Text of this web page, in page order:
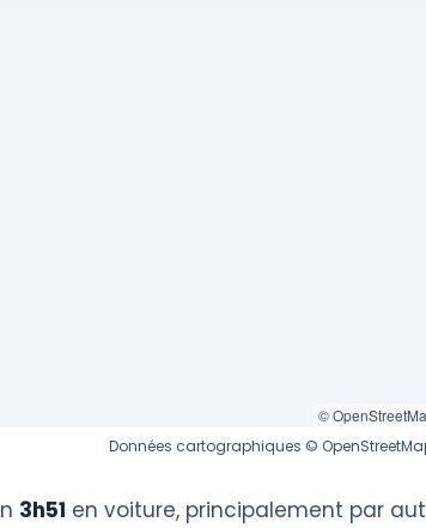
©
Données cartographiques ©
3h51 en voiture, principalement par